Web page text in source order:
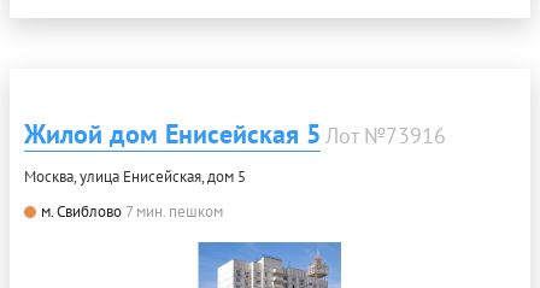
Жилой дом Енисейская 5 Лот №73916
Москва, улица Енисейская, дом 5
м. Свиблово 7 мин. пешком